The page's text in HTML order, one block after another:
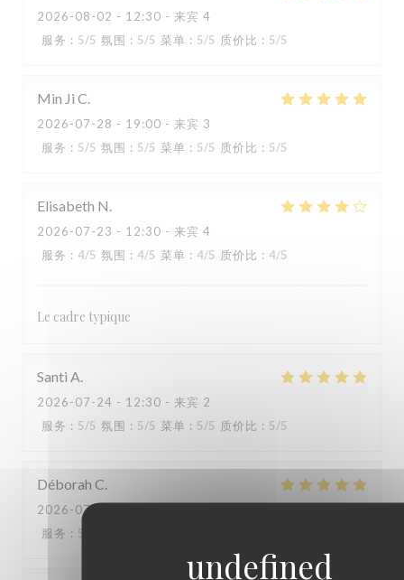
2026-08-02 - 12:30 - 来宾 4
服务 : 5/5 氛围 : 5/5 菜单 : 5/5 质价比 : 5/5
Min Ji C
2026-07-28 - 19:00 - 来宾 3
服务 : 5/5 氛围 : 5/5 菜单 : 5/5 质价比 : 5/5
Elisabeth N
2026-07-23 - 12:30 - 来宾 4
服务 : 4/5 氛围 : 4/5 菜单 : 4/5 质价比 : 4/5
Le cadre typique
Santi A
2026-07-24 - 12:30 - 来宾 2
服务 : 5/5 氛围 : 5/5 菜单 : 5/5 质价比 : 5/5
Déborah C
2026-07-19
服务 : 5